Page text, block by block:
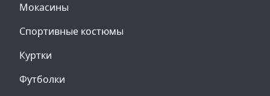
Мокасины
Спортивные костюмы
Куртки
Футболки